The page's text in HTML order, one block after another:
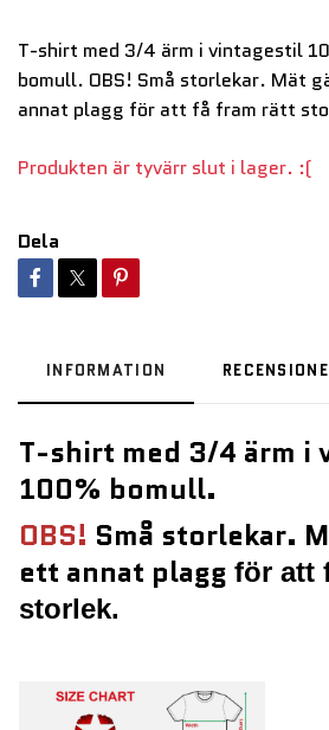
T-shirt med 3/4 ärm i vintagestil
bomull. OBS! Små storlekar. Mät
annat plagg för att få fram rätt
Produkten är tyvärr slut i lager. :(
Dela
INFORMATION
T-shirt med 3/4 ärm i
100% bomull.
OBS! Små storlekar.
ett annat plagg för att
storlek.